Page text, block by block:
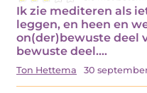
Ik zie mediteren als
leggen, en heen en
on(der)bewuste deel
bewuste deel.…
Ton Hettema 30